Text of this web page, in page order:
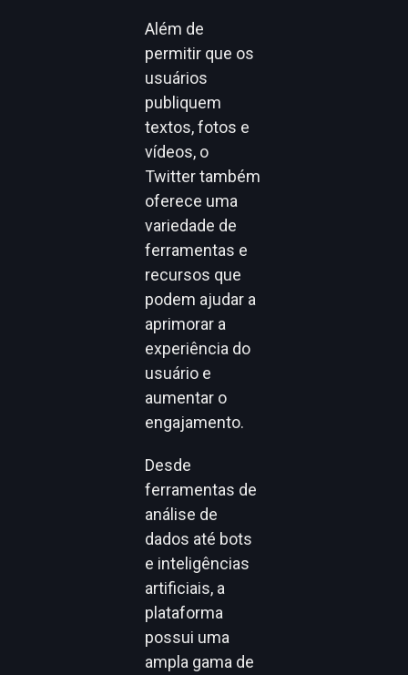
Além de
permitir que os
usuários
publiquem
textos, fotos e
vídeos, o
Twitter também
oferece uma
variedade de
ferramentas e
recursos que
podem ajudar a
aprimorar a
experiência do
usuário e
aumentar o
engajamento.
Desde
ferramentas de
análise de
dados até bots
e inteligências
artificiais, a
plataforma
possui uma
ampla gama de